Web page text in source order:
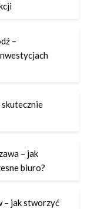
–
– jak
biuro?
– jak stworzyć